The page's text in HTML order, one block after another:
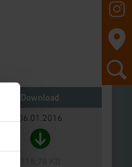
Download
06.01.2016
118,78 KB